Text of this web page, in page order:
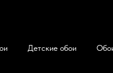
Детские обои